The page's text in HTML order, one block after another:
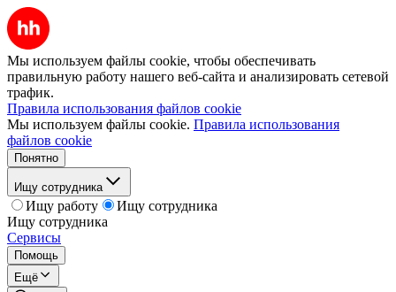
Мы используем файлы cookie, чтобы обеспечивать
правильную работу нашего веб-сайта и анализировать сетевой
трафик.
Правила использования файлов cookie
Мы используем файлы cookie. Правила использования
файлов cookie
Понятно
Ищу сотрудника
Ищу работу
Ищу сотрудника
Ищу сотрудника
Сервисы
Помощь
Ещё